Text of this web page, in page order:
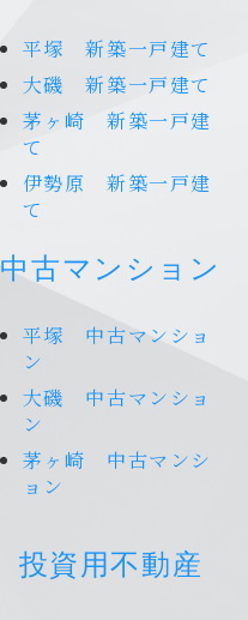
平塚 新築一戸建て
大磯 新築一戸建て
茅ヶ崎 新築一戸建
て
伊勢原 新築一戸建
て
中古マンション
平塚 中古マンショ
ン
大磯 中古マンショ
ン
茅ヶ崎 中古マンシ
ョン
投資用不動産